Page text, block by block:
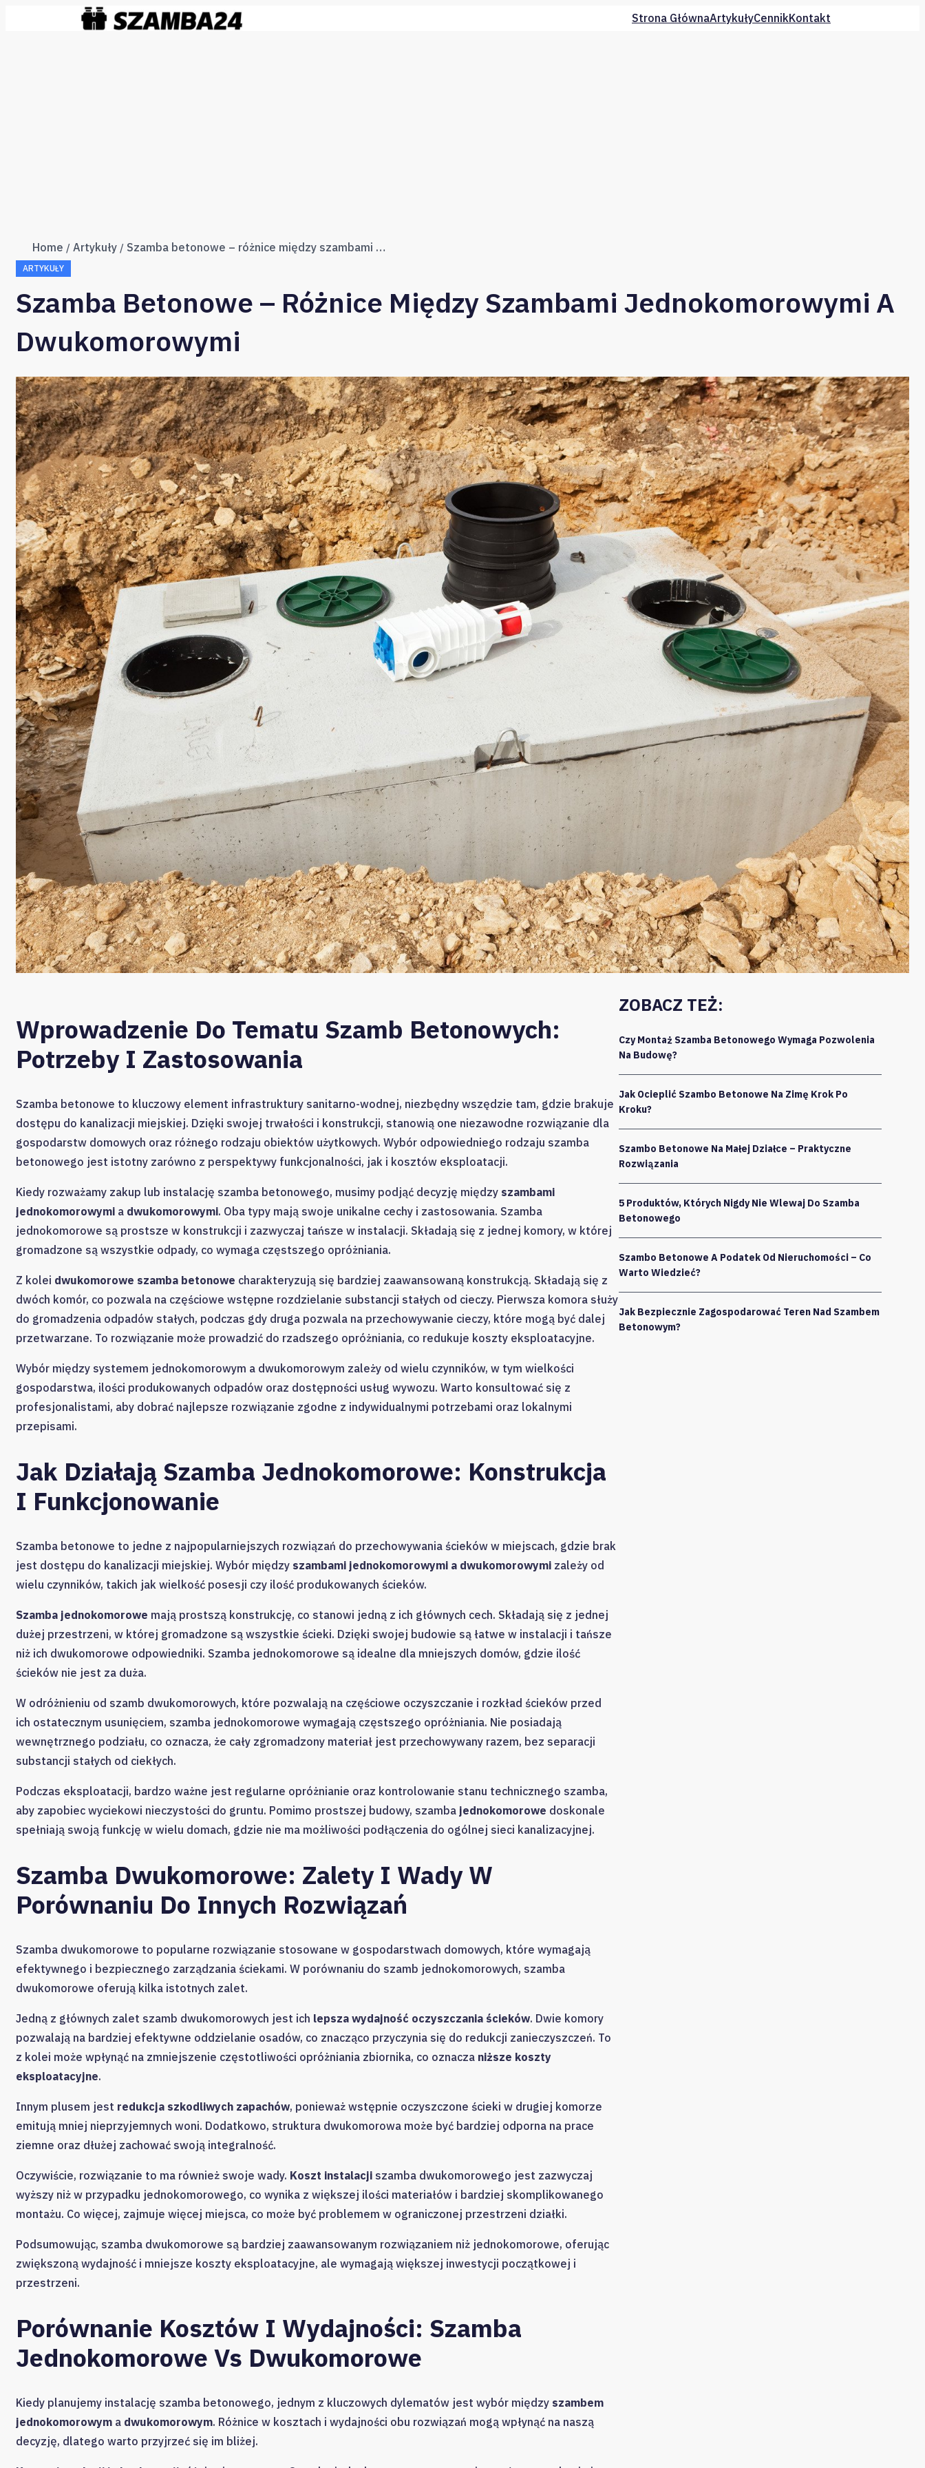
Strona GłównaArtykułyCennikKontakt
Home Artykuły Szamba betonowe – różnice między szambami jednokomorowymi a dwukomorowymi
ARTYKUŁY
Szamba Betonowe – Różnice Między Szambami Jednokomorowymi A
Dwukomorowymi
Wprowadzenie Do Tematu Szamb Betonowych:
Potrzeby I Zastosowania
Szamba betonowe to kluczowy element infrastruktury sanitarno-wodnej, niezbędny wszędzie tam, gdzie brakuje
dostępu do kanalizacji miejskiej. Dzięki swojej trwałości i konstrukcji, stanowią one niezawodne rozwiązanie dla
gospodarstw domowych oraz różnego rodzaju obiektów użytkowych. Wybór odpowiedniego rodzaju szamba
betonowego jest istotny zarówno z perspektywy funkcjonalności, jak i kosztów eksploatacji.
Kiedy rozważamy zakup lub instalację szamba betonowego, musimy podjąć decyzję między szambami
jednokomorowymi a dwukomorowymi. Oba typy mają swoje unikalne cechy i zastosowania. Szamba
jednokomorowe są prostsze w konstrukcji i zazwyczaj tańsze w instalacji. Składają się z jednej komory, w której
gromadzone są wszystkie odpady, co wymaga częstszego opróżniania.
Z kolei dwukomorowe szamba betonowe charakteryzują się bardziej zaawansowaną konstrukcją. Składają się z
dwóch komór, co pozwala na częściowe wstępne rozdzielanie substancji stałych od cieczy. Pierwsza komora służy
do gromadzenia odpadów stałych, podczas gdy druga pozwala na przechowywanie cieczy, które mogą być dalej
przetwarzane. To rozwiązanie może prowadzić do rzadszego opróżniania, co redukuje koszty eksploatacyjne.
Wybór między systemem jednokomorowym a dwukomorowym zależy od wielu czynników, w tym wielkości
gospodarstwa, ilości produkowanych odpadów oraz dostępności usług wywozu. Warto konsultować się z
profesjonalistami, aby dobrać najlepsze rozwiązanie zgodne z indywidualnymi potrzebami oraz lokalnymi
przepisami.
Jak Działają Szamba Jednokomorowe: Konstrukcja
I Funkcjonowanie
Szamba betonowe to jedne z najpopularniejszych rozwiązań do przechowywania ścieków w miejscach, gdzie brak
jest dostępu do kanalizacji miejskiej. Wybór między szambami jednokomorowymi a dwukomorowymi zależy od
wielu czynników, takich jak wielkość posesji czy ilość produkowanych ścieków.
Szamba jednokomorowe mają prostszą konstrukcję, co stanowi jedną z ich głównych cech. Składają się z jednej
dużej przestrzeni, w której gromadzone są wszystkie ścieki. Dzięki swojej budowie są łatwe w instalacji i tańsze
niż ich dwukomorowe odpowiedniki. Szamba jednokomorowe są idealne dla mniejszych domów, gdzie ilość
ścieków nie jest za duża.
W odróżnieniu od szamb dwukomorowych, które pozwalają na częściowe oczyszczanie i rozkład ścieków przed
ich ostatecznym usunięciem, szamba jednokomorowe wymagają częstszego opróżniania. Nie posiadają
wewnętrznego podziału, co oznacza, że cały zgromadzony materiał jest przechowywany razem, bez separacji
substancji stałych od ciekłych.
Podczas eksploatacji, bardzo ważne jest regularne opróżnianie oraz kontrolowanie stanu technicznego szamba,
aby zapobiec wyciekowi nieczystości do gruntu. Pomimo prostszej budowy, szamba jednokomorowe doskonale
spełniają swoją funkcję w wielu domach, gdzie nie ma możliwości podłączenia do ogólnej sieci kanalizacyjnej.
Szamba Dwukomorowe: Zalety I Wady W
Porównaniu Do Innych Rozwiązań
Szamba dwukomorowe to popularne rozwiązanie stosowane w gospodarstwach domowych, które wymagają
efektywnego i bezpiecznego zarządzania ściekami. W porównaniu do szamb jednokomorowych, szamba
dwukomorowe oferują kilka istotnych zalet.
Jedną z głównych zalet szamb dwukomorowych jest ich lepsza wydajność oczyszczania ścieków. Dwie komory
pozwalają na bardziej efektywne oddzielanie osadów, co znacząco przyczynia się do redukcji zanieczyszczeń. To
z kolei może wpłynąć na zmniejszenie częstotliwości opróżniania zbiornika, co oznacza niższe koszty
eksploatacyjne.
Innym plusem jest redukcja szkodliwych zapachów, ponieważ wstępnie oczyszczone ścieki w drugiej komorze
emitują mniej nieprzyjemnych woni. Dodatkowo, struktura dwukomorowa może być bardziej odporna na prace
ziemne oraz dłużej zachować swoją integralność.
Oczywiście, rozwiązanie to ma również swoje wady. Koszt instalacji szamba dwukomorowego jest zazwyczaj
wyższy niż w przypadku jednokomorowego, co wynika z większej ilości materiałów i bardziej skomplikowanego
montażu. Co więcej, zajmuje więcej miejsca, co może być problemem w ograniczonej przestrzeni działki.
Podsumowując, szamba dwukomorowe są bardziej zaawansowanym rozwiązaniem niż jednokomorowe, oferując
zwiększoną wydajność i mniejsze koszty eksploatacyjne, ale wymagają większej inwestycji początkowej i
przestrzeni.
Porównanie Kosztów I Wydajności: Szamba
Jednokomorowe Vs Dwukomorowe
Kiedy planujemy instalację szamba betonowego, jednym z kluczowych dylematów jest wybór między szambem
jednokomorowym a dwukomorowym. Różnice w kosztach i wydajności obu rozwiązań mogą wpłynąć na naszą
decyzję, dlatego warto przyjrzeć się im bliżej.
ZOBACZ TEŻ:
Czy Montaż Szamba Betonowego Wymaga Pozwolenia
Na Budowę?
Jak Ocieplić Szambo Betonowe Na Zimę Krok Po
Kroku?
Szambo Betonowe Na Małej Działce – Praktyczne
Rozwiązania
5 Produktów, Których Nigdy Nie Wlewaj Do Szamba
Betonowego
Szambo Betonowe A Podatek Od Nieruchomości – Co
Warto Wiedzieć?
Jak Bezpiecznie Zagospodarować Teren Nad Szambem
Betonowym?